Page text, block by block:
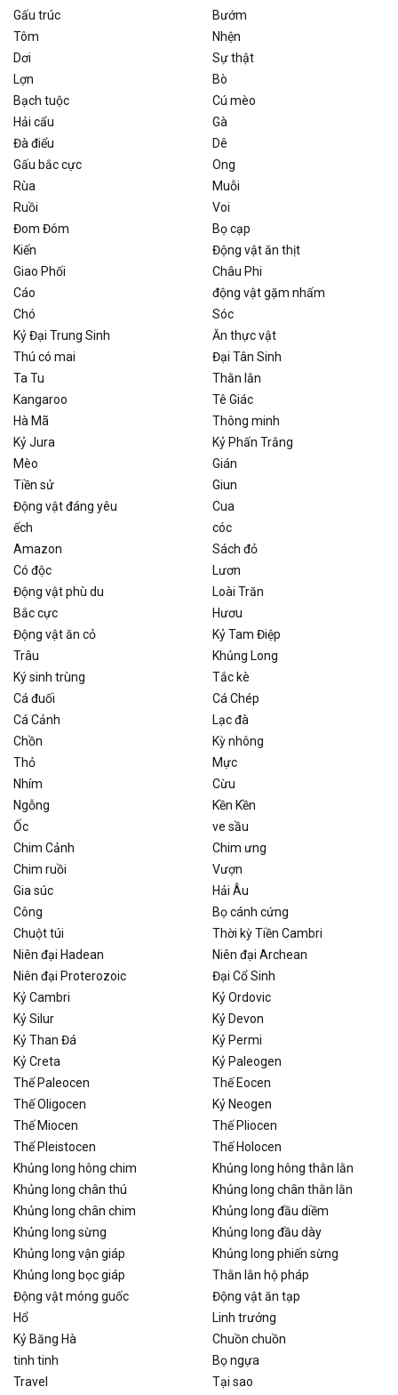
Gấu trúc
Bướm
Tôm
Nhện
Dơi
Sự thật
Lợn
Bò
Bạch tuộc
Cú mèo
Hải cẩu
Gà
Đà điểu
Dê
Gấu bắc cực
Ong
Rùa
Muỗi
Ruồi
Voi
Đom Đóm
Bọ cạp
Kiến
Động vật ăn thịt
Giao Phối
Châu Phi
Cáo
động vật gặm nhấm
Chó
Sóc
Kỷ Đại Trung Sinh
Ăn thực vật
Thú có mai
Đại Tân Sinh
Ta Tu
Thằn lằn
Kangaroo
Tê Giác
Hà Mã
Thông minh
Kỷ Jura
Kỷ Phấn Trắng
Mèo
Gián
Tiền sử
Giun
Động vật đáng yêu
Cua
ếch
cóc
Amazon
Sách đỏ
Có độc
Lươn
Động vật phù du
Loài Trăn
Bắc cực
Hươu
Động vật ăn cỏ
Kỷ Tam Điệp
Trâu
Khủng Long
Ký sinh trùng
Tắc kè
Cá đuối
Cá Chép
Cá Cảnh
Lạc đà
Chồn
Kỳ nhông
Thỏ
Mực
Nhím
Cừu
Ngỗng
Kền Kền
Ốc
ve sầu
Chim Cảnh
Chim ưng
Chim ruồi
Vượn
Gia súc
Hải Âu
Công
Bọ cánh cứng
Chuột túi
Thời kỳ Tiền Cambri
Niên đại Hadean
Niên đại Archean
Niên đại Proterozoic
Đại Cổ Sinh
Kỷ Cambri
Kỷ Ordovic
Kỷ Silur
Kỷ Devon
Kỷ Than Đá
Kỷ Permi
Kỷ Creta
Kỷ Paleogen
Thế Paleocen
Thế Eocen
Thế Oligocen
Kỷ Neogen
Thế Miocen
Thế Pliocen
Thế Pleistocen
Thế Holocen
Khủng long hông chim
Khủng long hông thằn lằn
Khủng long chân thú
Khủng long chân thằn lằn
Khủng long chân chim
Khủng long đầu diềm
Khủng long sừng
Khủng long đầu dày
Khủng long vận giáp
Khủng long phiến sừng
Khủng long bọc giáp
Thằn lằn hộ pháp
Động vật móng guốc
Động vật ăn tạp
Hổ
Linh trưởng
Kỷ Băng Hà
Chuồn chuồn
tinh tinh
Bọ ngựa
Travel
Tại sao